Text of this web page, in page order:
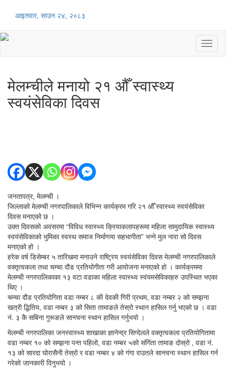
आइतवार, साउन २४, २०८३
मेलम्चीले मनायो २१ औँ स्वास्थ्य
स्वयंसेविका दिवस
जनतापत्र, मेलम्ची ।
जिल्लाको मेलम्ची नगरपालिकाले विभिन्न कार्यक्रम गरि २१ औँ स्वास्थ्य स्वयंसेविका
दिवस मनाएको छ ।
उक्त दिवसको अवसरमा “विविध स्वास्थ्य क्रियाकलापहरूमा महिला सामुदायिक स्वास्थ्य
स्वयंसेविकाको भुमिका स्वस्थ समाज निर्माणमा सहभागीता” भन्ने मुल नारा सो दिवस
मनाएको हो ।
हरेक वर्ष डिसेम्बर ५ तारिखमा मनाउने राष्ट्रिय स्वयंसेविका दिवस मेलम्ची नगरपालिकाले
वक्तृत्वकला तथा चम्चा दौड प्रतियोगीता गरी आयोजना मनाएको हो । कार्यक्रममा
मेलम्ची नगरपालिकाका १३ वटा वडाका महिला स्वास्थ्य स्वंयमसेविकाहरु उपस्थित भएका
थिए ।
चम्चा दौड प्रतियोगिता वडा नम्बर ८ की देवकी गिरी प्रथम, वडा नम्बर २ को सम्झना
खत्री द्धितिय, वडा नम्बर ३ को सिता तामाङले तेस्रो स्थान हासिल गर्नु भएको छ । वडा
नं. ३ कै सबिना गुरूङले सान्त्वना स्थान हासिल गर्नुभयो ।
मेलम्ची नगरपालिका जनस्वास्थ्य शाखाका ज्ञानेन्द्र सिग्देलले वक्तृत्वकला प्रतियोगितामा
वडा नम्बर १० को सम्झना पन्त पहिलो, वडा नम्बर ५को संगिंता तामाङ दोस्रो , वडा नं.
१३ को सारदा घोरासैनी तेस्रो र वडा नम्बर ४ को गंगा राउतले सान्त्वना स्थान हासिल गर्न
गरेको जानकारी दिनुभयो ।